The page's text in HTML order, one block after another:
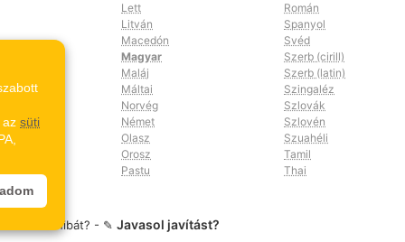
Lett
Litván
Macedón
Magyar
Maláj
Máltai
Norvég
Német
Olasz
Orosz
Pastu
Román
Spanyol
Svéd
Szerb (cirill)
Szerb (latin)
Szingaléz
Szlovák
Szlovén
Szuahéli
Tamil
Thai
az süti
fordítási hibát? - ✎ Javasol javítást?